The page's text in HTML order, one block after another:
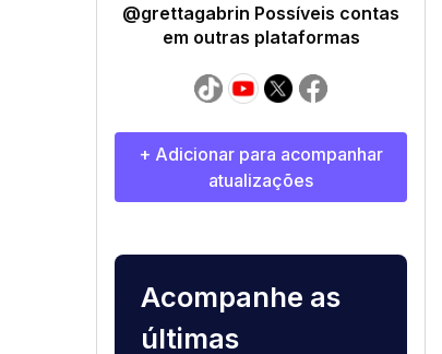
@grettagabrin Possíveis contas
em outras plataformas
+ Adicionar para acompanhar
atualizações
Acompanhe as
últimas